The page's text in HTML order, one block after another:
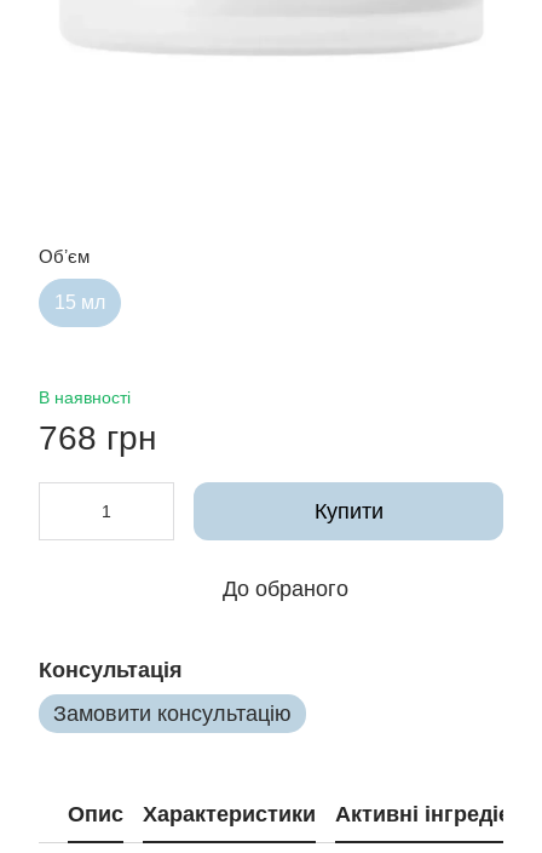
Обʼєм
15 мл
В наявності
768 грн
Купити
До обраного
Консультація
Замовити консультацію
Опис Характеристики Активні